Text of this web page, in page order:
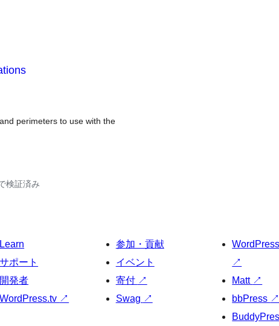
perimeters to use with the
検証済み
Learn
サポート
開発者
WordPress.tv ↗
参加・貢献
イベント
寄付 ↗
Swag ↗
↗
Matt ↗
bbPress ↗